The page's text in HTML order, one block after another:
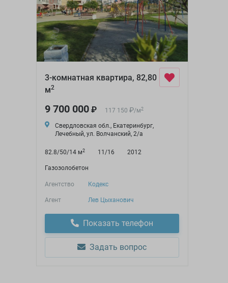
3-комнатная квартира, 82,80
м2
9 700 000₽ 117 150 ₽/м2
Свердловская обл., Екатеринбург,
Лечебный, ул. Волчанский, 2/а
82.8/50/14 м2 11/16 2012
Газозолобетон
Агентство Кодекс
Агент Лев Цыханович
Показать телефон
Задать вопрос